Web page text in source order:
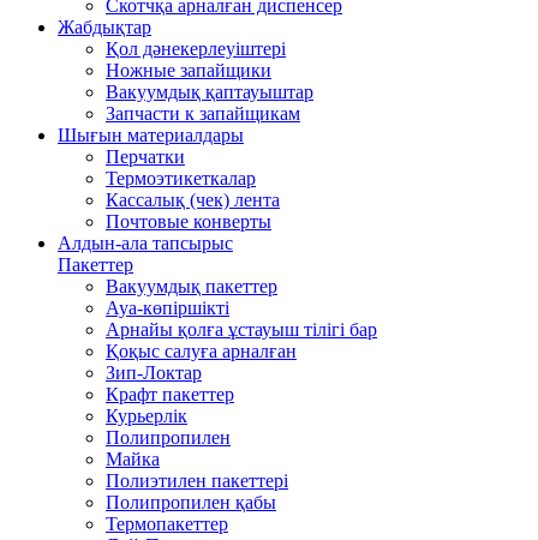
Скотчқа арналған диспенсер
Жабдықтар
Қол дәнекерлеуіштері
Ножные запайщики
Вакуумдық қаптауыштар
Запчасти к запайщикам
Шығын материалдары
Перчатки
Термоэтикеткалар
Кассалық (чек) лента
Почтовые конверты
Алдын-ала тапсырыс
Пакеттер
Вакуумдық пакеттер
Ауа-көпіршікті
Арнайы қолға ұстауыш тілігі бар
Қоқыс салуға арналған
Зип-Локтар
Крафт пакеттер
Курьерлік
Полипропилен
Майка
Полиэтилен пакеттері
Полипропилен қабы
Термопакеттер